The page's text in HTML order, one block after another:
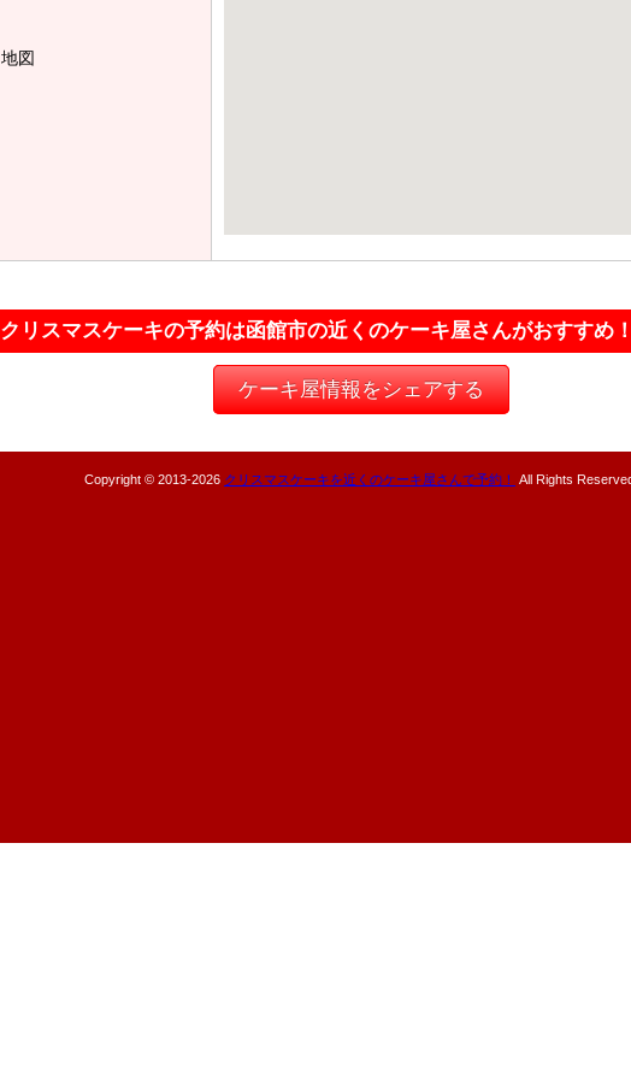
地図
クリスマスケーキの予約は函館市の近くのケーキ屋さんがおすすめ
ケーキ屋情報をシェアする
Copyright © 2013-2026 クリスマスケーキを近くのケーキ屋さんで予約！ All Rights